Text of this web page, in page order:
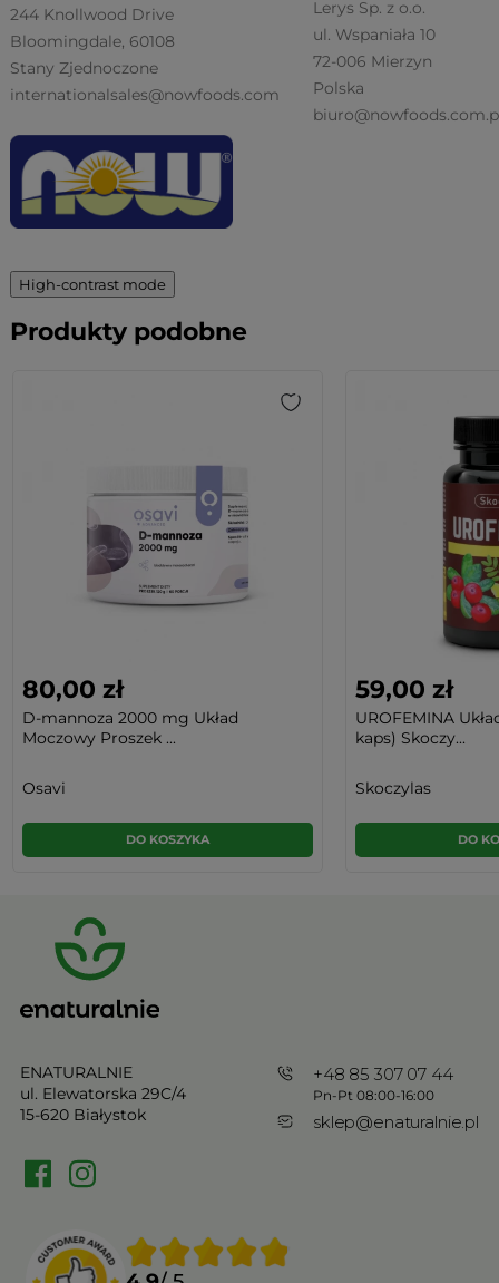
244 Knollwood Drive
Bloomingdale, 60108
Stany Zjednoczone
internationalsales@nowfoods.com
Lerys Sp. z o.o.
ul. Wspaniała 10
72-006 Mierzyn
Polska
High-contrast mode
Produkty podobne
80,00 zł
D-mannoza 2000 mg Układ
Moczowy Proszek ...
Osavi
DO KOSZYKA
59,00 zł
UROFEMINA
kaps) Skoczy...
Skoczylas
DO
ENATURALNIE
ul. Elewatorska 29C/4
15-620 Białystok
+48 85 307 07 44
Pn-Pt 08:00-16:00
sklep@enaturalnie.pl